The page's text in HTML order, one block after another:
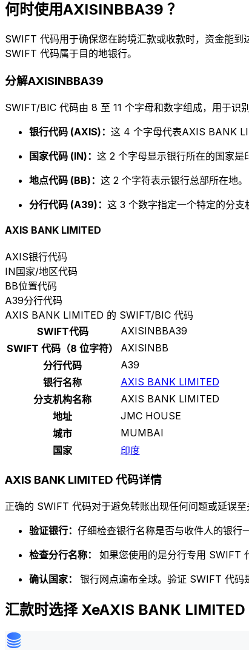
何时使用AXISINBBA39 ？
SWIFT 代码用于确保您在跨境汇款或收款时，资金能
SWIFT 代码属于目的地银行。
分解AXISINBBA39
SWIFT/BIC 代码由 8 至 11 个字母和数字组成，用于识
银行代码 (AXIS)： 这 4 个字母代表AXIS BANK
国家代码 (IN)： 这 2 个字母显示银行所在的国家是
地点代码 (BB)： 这 2 个字符表示银行总部所在地。
分行代码 (A39)： 这 3 个数字指定一个特定的分
AXIS BANK LIMITED
AXIS银行代码
IN国家/地区代码
BB位置代码
A39分行代码
AXIS BANK LIMITED 的 SWIFT/BIC 代码
SWIFT代码
AXISINBBA39
SWIFT 代码（8 位字符）
AXISINBB
分行代码
A39
银行名称
AXIS BANK LIMITED
分支机构名称
AXIS BANK LIMITED
地址
JMC HOUSE
城市
MUMBAI
国家
印度
AXIS BANK LIMITED 代码详情
正确的 SWIFT 代码对于避免转账出现任何问题或延误
验证银行： 仔细检查银行名称是否与收件人的银行一
检查分行名称： 如果您使用的是分行专用 SWIFT
确认国家： 银行网点遍布全球。验证 SWIFT 代码
汇款时选择 XeAXIS BANK LIMITED